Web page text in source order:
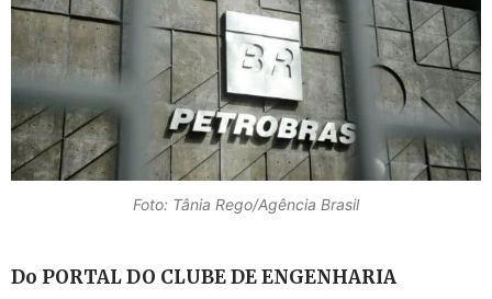
Foto: Tânia Rego/Agência Brasil
Do PORTAL DO CLUBE DE ENGENHARIA